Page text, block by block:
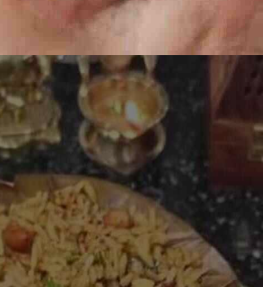
ಈ ವಿಧಾನ ವಿವಿಧ
ಆಧರಿಸಿದ್ದಾಗಿದೆ.